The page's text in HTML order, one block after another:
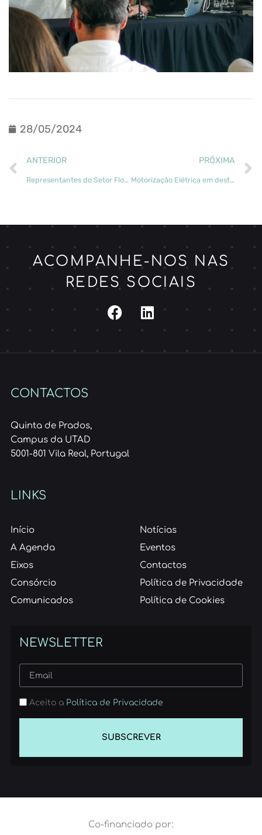
28/05/2024
ANTERIOR
Representantes do Setor Florestal Discutiram Inovação e Sustentabilidade no transForm OUT EVENT
PRÓXIMA
Motorização Elétrica em destaque no FORMEC 2024
ACOMPANHE-NOS NAS
REDES SOCIAIS
CONTACTOS
Quinta de Prados,
Campus da UTAD
5001-801 Vila Real, Portugal
LINKS
Início
A Agenda
Eixos
Consórcio
Comunicados
Notícias
Eventos
Contactos
Política de Privacidade
Política de Cookies
NEWSLETTER
Aceito a Política de Privacidade
SUBSCREVER
Co-financiado por: